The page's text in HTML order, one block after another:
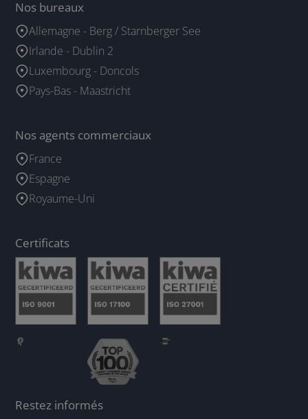
Nos bureaux
Allemagne - Berg / Starnberger See
Irlande - Dublin 2
Luxembourg - Doncols
Pays-Bas - Maastricht
Nos agents commerciaux
France
Espagne
Royaume-Uni
Certificats
Restez informés